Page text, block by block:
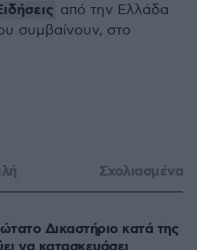
από την Ελλάδα
συμβαίνουν, στο
Σχολιασμένα
Δικαστήριο κατά της